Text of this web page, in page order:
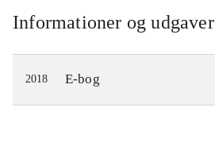
Informationer og udgaver
2018 E-bog